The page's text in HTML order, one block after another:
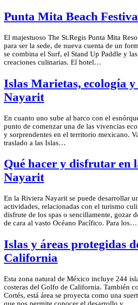
Punta Mita Beach
El majestuoso The St.Regis Punta Mita
para ser la sede, de nueva cuenta de un
se combina el Surf, el Stand Up Paddle y
creaciones culinarias. El hotel…
Islas Marietas, ecología
Nayarit
En cuanto uno sube al barco con el
punto de comenzar una de las vivencias
y sorprendentes en el territorio mexicano.
traslado a las Islas…
Qué hacer y disfrutar en
Nayarit
En la Riviera Nayarit se puede desarrollar
actividades, relacionadas con el turismo
disfrute de los spas o sencillamente, gozar
de cara al vasto Océano Pacífico. Para los…
Islas y áreas protegidas
California
Esta zona natural de México incluye 244
costeras del Golfo de California. También
Cortés, está área se proyecta como una
que nos permite conocer el desarrollo y…